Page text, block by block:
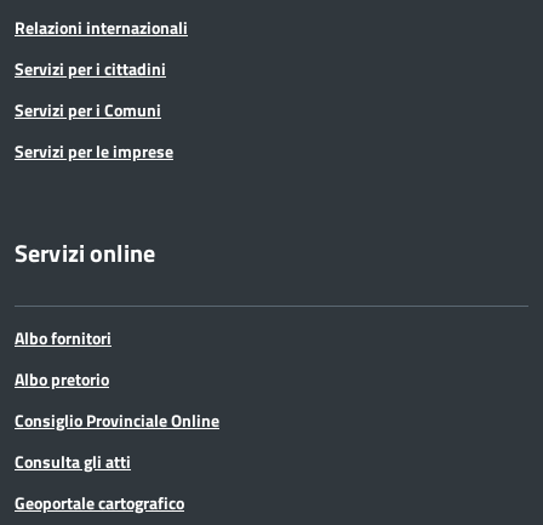
Relazioni internazionali
Servizi per i cittadini
Servizi per i Comuni
Servizi per le imprese
Servizi online
Albo fornitori
Albo pretorio
Consiglio Provinciale Online
Consulta gli atti
Geoportale cartografico